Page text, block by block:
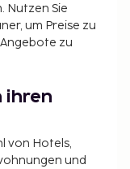
Nutzen Sie
um Preise zu
zu
ihren
von Hotels,
und